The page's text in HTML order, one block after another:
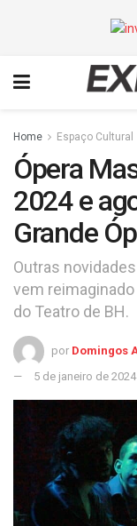
Home Espaço Cultural
Ópera
2024 e
Grande
Outras
vem
do Teatro de BH.
por Domingos
5 de janeiro de 2024